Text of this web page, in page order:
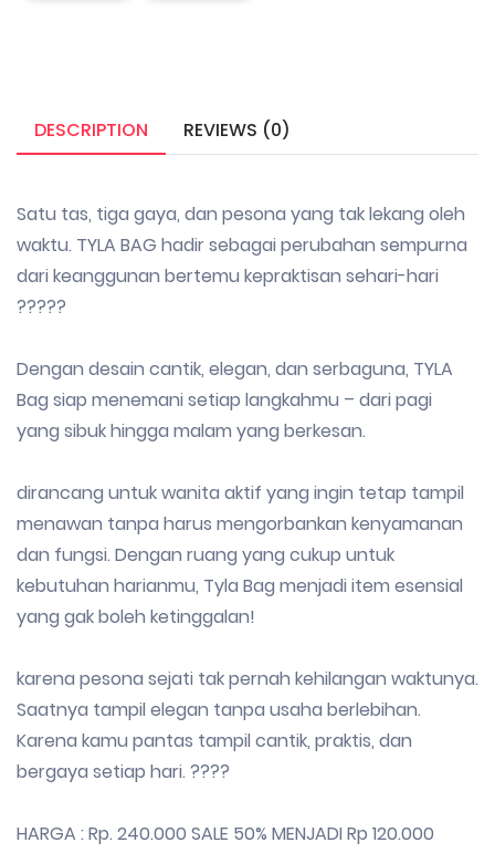
DESCRIPTION REVIEWS (0)
Satu tas, tiga gaya, dan pesona yang tak lekang oleh
waktu. TYLA BAG hadir sebagai perubahan sempurna
dari keanggunan bertemu kepraktisan sehari-hari
?????
Dengan desain cantik, elegan, dan serbaguna, TYLA
Bag siap menemani setiap langkahmu – dari pagi
yang sibuk hingga malam yang berkesan.
dirancang untuk wanita aktif yang ingin tetap tampil
menawan tanpa harus mengorbankan kenyamanan
dan fungsi. Dengan ruang yang cukup untuk
kebutuhan harianmu, Tyla Bag menjadi item esensial
yang gak boleh ketinggalan!
karena pesona sejati tak pernah kehilangan waktunya.
Saatnya tampil elegan tanpa usaha berlebihan.
Karena kamu pantas tampil cantik, praktis, dan
bergaya setiap hari. ????
HARGA : Rp. 240.000 SALE 50% MENJADI Rp 120.000